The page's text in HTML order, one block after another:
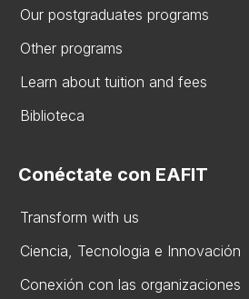
Our postgraduates programs
Other programs
Learn about tuition and fees
Biblioteca
Conéctate con EAFIT
Transform with us
Ciencia, Tecnologia e Innovación
Conexión con las organizaciones